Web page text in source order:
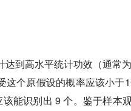
到高水平统计功效（通常
这个原假设的概率应该小于
能识别出 9 个。鉴于样本